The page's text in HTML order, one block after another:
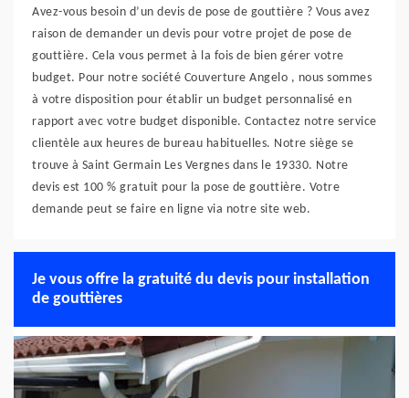
Avez-vous besoin d’un devis de pose de gouttière ? Vous avez
raison de demander un devis pour votre projet de pose de
gouttière. Cela vous permet à la fois de bien gérer votre
budget. Pour notre société Couverture Angelo , nous sommes
à votre disposition pour établir un budget personnalisé en
rapport avec votre budget disponible. Contactez notre service
clientèle aux heures de bureau habituelles. Notre siège se
trouve à Saint Germain Les Vergnes dans le 19330. Notre
devis est 100 % gratuit pour la pose de gouttière. Votre
demande peut se faire en ligne via notre site web.
Je vous offre la gratuité du devis pour installation
de gouttières